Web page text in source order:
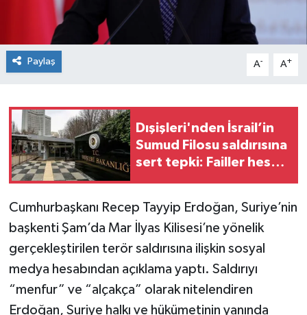
Paylaş A- A+
Dışişleri'nden İsrail’in
Sumud Filosu saldırısına
sert tepki: Failler hesap
Cumhurbaşkanı Recep Tayyip Erdoğan, Suriye’nin
başkenti Şam’da Mar İlyas Kilisesi’ne yönelik
gerçekleştirilen terör saldırısına ilişkin sosyal
medya hesabından açıklama yaptı. Saldırıyı
“menfur” ve “alçakça” olarak nitelendiren
Erdoğan, Suriye halkı ve hükümetinin yanında